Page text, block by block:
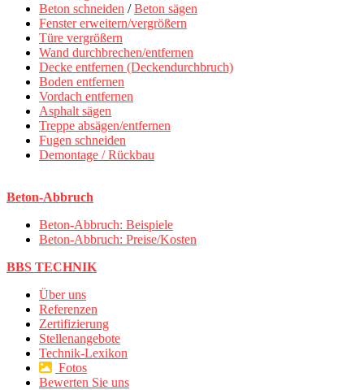
Beton schneiden /Beton sägen
Fenster erweitern/vergrößern
Türe vergrößern
Wand durchbrechen/entfernen
Decke entfernen (Deckendurchbruch)
Boden entfernen
Vordach entfernen
Asphalt sägen
Treppe absägen/entfernen
Fugen schneiden
Demontage / Rückbau
Beton-Abbruch
Beton-Abbruch: Beispiele
Beton-Abbruch: Preise/Kosten
BBS TECHNIK
Über uns
Referenzen
Zertifizierung
Stellenangebote
Technik-Lexikon
Fotos
Bewerten Sie uns